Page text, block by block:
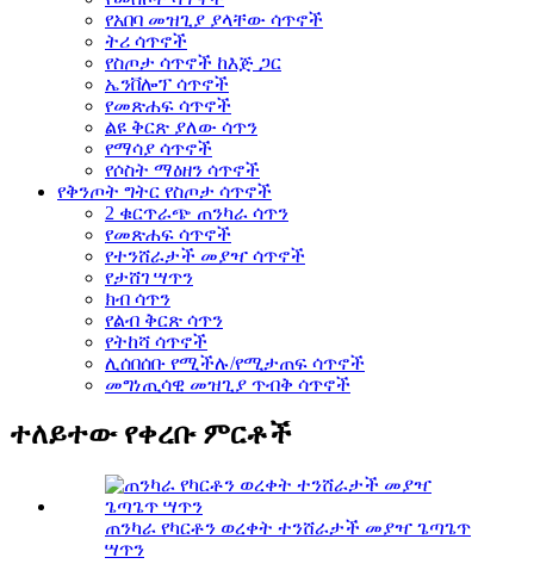
የአበባ መዝጊያ ያላቸው ሳጥኖች
ትሪ ሳጥኖች
የስጦታ ሳጥኖች ከእጅ ጋር
ኤንቨሎፕ ሳጥኖች
የመጽሐፍ ሳጥኖች
ልዩ ቅርጽ ያለው ሳጥን
የማሳያ ሳጥኖች
የሶስት ማዕዘን ሳጥኖች
የቅንጦት ግትር የስጦታ ሳጥኖች
2 ቁርጥራጭ ጠንካራ ሳጥን
የመጽሐፍ ሳጥኖች
የተንሸራታች መያዣ ሳጥኖች
የታሸገ ሣጥን
ክብ ሳጥን
የልብ ቅርጽ ሳጥን
የትከሻ ሳጥኖች
ሊሰበሰቡ የሚችሉ/የሚታጠፍ ሳጥኖች
መግነጢሳዊ መዝጊያ ጥብቅ ሳጥኖች
ተለይተው የቀረቡ ምርቶች
ጠንካራ የካርቶን ወረቀት ተንሸራታች መያዣ ጌጣጌጥ
ሣጥን